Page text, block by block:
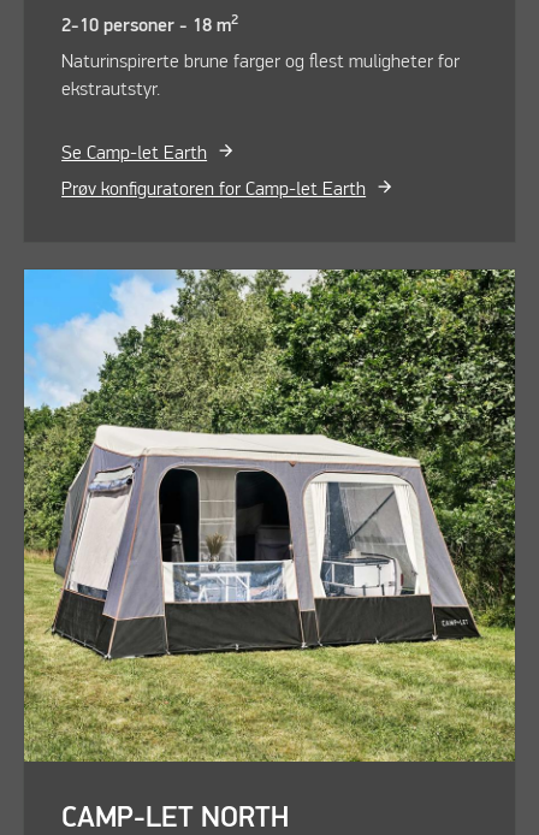
2-10 personer - 18 m2
Naturinspirerte brune farger og flest muligheter for
ekstrautstyr.
Se Camp-let Earth
Prøv konfiguratoren for Camp-let Earth
CAMP-LET NORTH